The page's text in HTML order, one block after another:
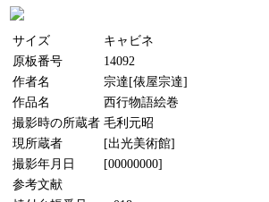
サイズ
キャビネ
原板番号
14092
作者名
宗達[俵屋宗達]
作品名
西行物語絵巻
撮影時の所蔵者 毛利元昭
現所蔵者
[出光美術館]
撮影年月日
[00000000]
参考文献